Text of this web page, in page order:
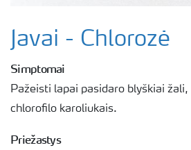
Javai - Chlorozė
Simptomai
Pažeisti lapai pasidaro blyškiai
chlorofilo karoliukais.
Priežastys